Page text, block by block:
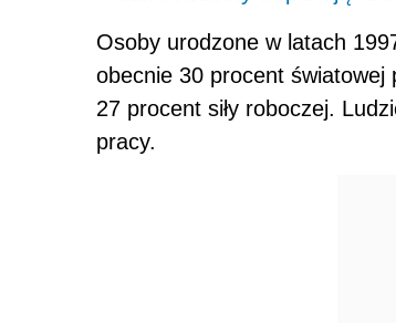
Osoby urodzone w latach
obecnie 30 procent
27 procent siły roboczej.
pracy.